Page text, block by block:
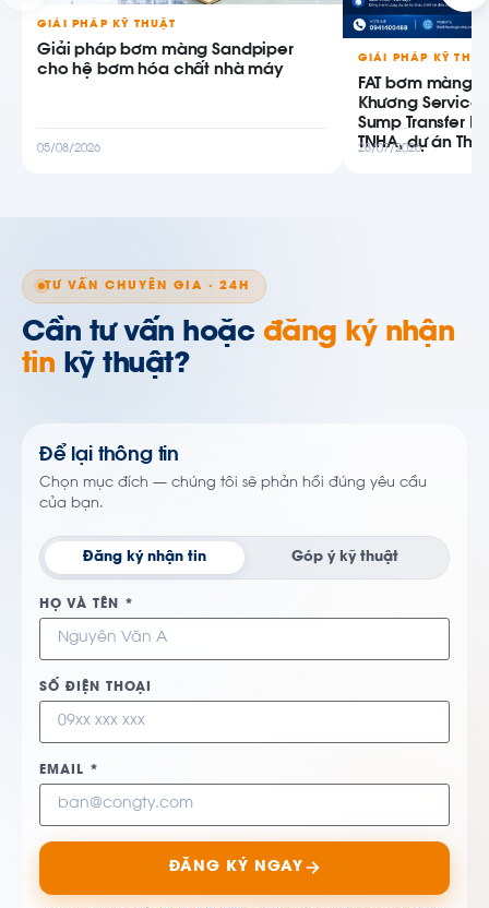
GIẢI PHÁP KỸ THUẬT
Giải pháp bơm màng Sandpiper
cho hệ bơm hóa chất nhà máy
05/08/2026
GIẢI PHÁP KỸ
FAT bơm màng
Khương
Sump Transfer
TNHA, dự án
28/07/2026
TƯ VẤN CHUYÊN GIA · 24H
Cần tư vấn hoặc đăng ký nhận
tin kỹ thuật?
Để lại thông tin
Chọn mục đích — chúng tôi sẽ phản hồi đúng yêu cầu
của bạn.
Đăng ký nhận tin Góp ý kỹ thuật
HỌ VÀ TÊN *
SỐ ĐIỆN THOẠI
EMAIL *
ĐĂNG KÝ NGAY